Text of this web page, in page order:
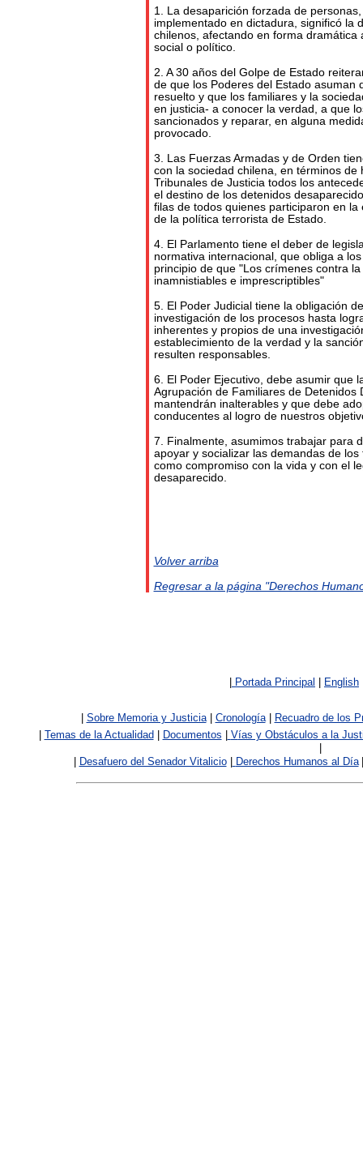
1. La desaparición forzada de
implementado en dictadura, significó la
chilenos, afectando en forma dramática
social o político.
2. A 30 años del Golpe de Estado
de que los Poderes del Estado asuman
resuelto y que los familiares y la
en justicia- a conocer la verdad, a que
sancionados y reparar, en alguna
provocado.
3. Las Fuerzas Armadas y de Orden
con la sociedad chilena, en términos de
Tribunales de Justicia todos los
el destino de los detenidos
filas de todos quienes participaron en la
de la política terrorista de Estado.
4. El Parlamento tiene el deber de
normativa internacional, que obliga a
principio de que "Los crímenes contra
inamnistiables e imprescriptibles"
5. El Poder Judicial tiene la obligación
investigación de los procesos hasta
inherentes y propios de una
establecimiento de la verdad y la
resulten responsables.
6. El Poder Ejecutivo, debe asumir que
Agrupación de Familiares de Detenidos
mantendrán inalterables y que debe
conducentes al logro de nuestros
7. Finalmente, asumimos trabajar para
apoyar y socializar las demandas de
como compromiso con la vida y con el
desaparecido.
Volver arriba
Regresar a la página "Derechos
Portada Principal English
Sobre Memoria y Justicia| Cronología|
Recuadro de los
Temas de la Actualidad Documentos Vías y Obstáculos a la
Desafuero del Senador Vitalicio| Derechos Humanos al Día